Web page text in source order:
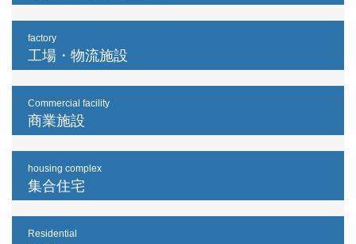
factory
工場・物流施設
Commercial facility
商業施設
housing complex
集合住宅
Residential